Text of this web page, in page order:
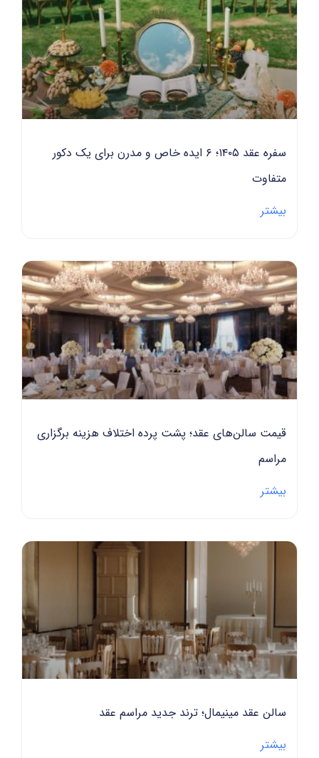
سفره عقد ۱۴۰۵؛ ۶ ایده خاص و مدرن برای یک دکور
سالن‌های عقد؛ پشت پرده اختلاف هزینه برگزاری
عقد مینیمال؛ ترند جدید مراسم عقد